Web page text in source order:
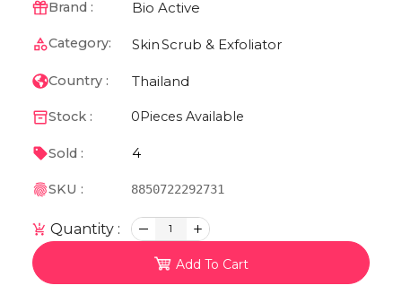
Brand : Bio Active
Category: SkinScrub & Exfoliator
Country : Thailand
Stock : 0 Pieces Available
Sold : 4
SKU : 8850722292731
Quantity : 1
Add To Cart